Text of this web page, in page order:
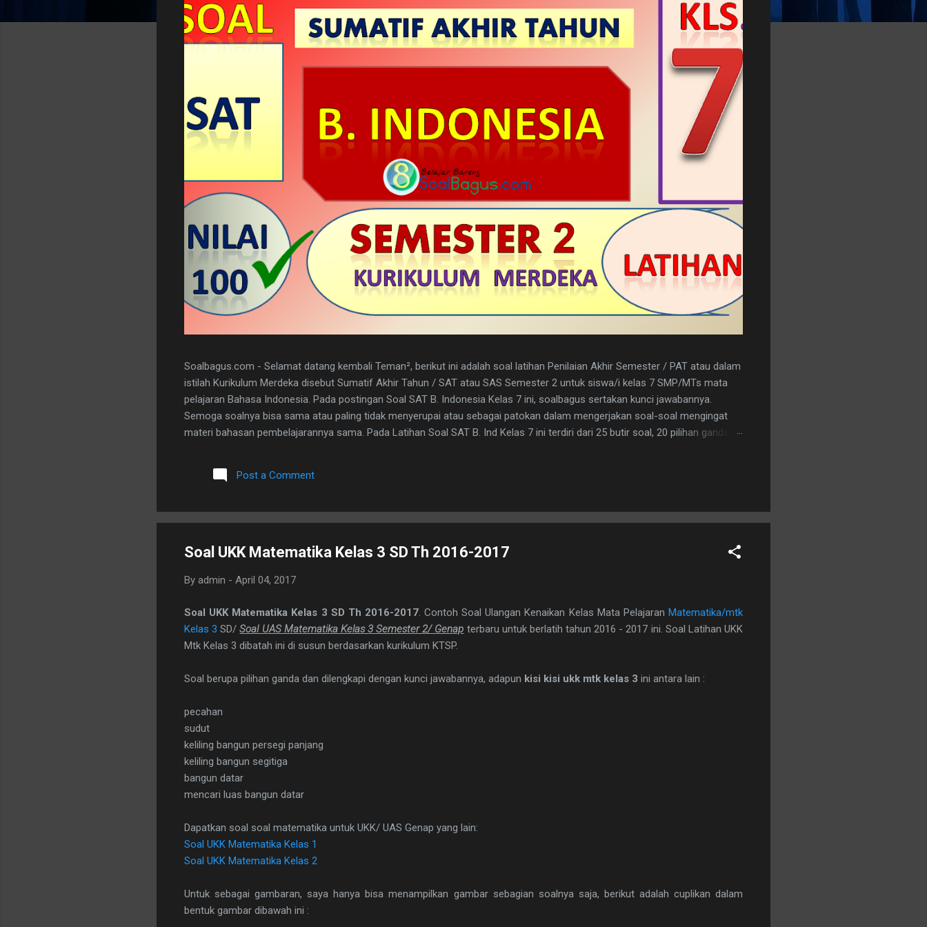
Soalbagus.com - Selamat datang kembali Teman², berikut ini adalah soal latihan Penilaian Akhir Semester / PAT atau dalam
istilah Kurikulum Merdeka disebut Sumatif Akhir Tahun / SAT atau SAS Semester 2 untuk siswa/i kelas 7 SMP/MTs mata
pelajaran Bahasa Indonesia. Pada postingan Soal SAT B. Indonesia Kelas 7 ini, soalbagus sertakan kunci jawabannya.
Semoga soalnya bisa sama atau paling tidak menyerupai atau sebagai patokan dalam mengerjakan soal-soal mengingat
materi bahasan pembelajarannya sama. Pada Latihan Soal SAT B. Ind Kelas 7 ini terdiri dari 25 butir soal, 20 pilihan ganda
dibawah ini. I. PILIHAN GANDA 1. D 2. A 3. C 4. B 5. B 6. B 7. C 8. A 9. D 10. C 11. B 12. D 13. A 14. C 15. A 16. C 17. B 18. B 19.
A 20. D II.URAIAN 1. Judul Berita, Teras Berita, dan Isi Berita 2. Judul buku, nama pembuat buku dan logo penerbit 3. a.
Post a Comment
Soal UKK Matematika Kelas 3 SD Th 2016-2017
By admin - April 04, 2017
Soal UKK Matematika Kelas 3 SD Th 2016-2017. Contoh Soal Ulangan Kenaikan Kelas Mata PelajaranMatematika/mtk
Kelas 3 SD/Soal UAS Matematika Kelas 3 Semester 2/ Genap terbaru untuk berlatih tahun 2016 - 2017 ini. Soal Latihan UKK
Mtk Kelas 3 dibatah ini di susun berdasarkan kurikulum KTSP.
Soal berupa pilihan ganda dan dilengkapi dengan kunci jawabannya, adapun kisi kisi ukk mtk kelas 3 ini antara lain :
pecahan
sudut
keliling bangun persegi panjang
keliling bangun segitiga
bangun datar
mencari luas bangun datar
Dapatkan soal soal matematika untuk UKK/ UAS Genap yang lain:
Soal UKK Matematika Kelas 1
Soal UKK Matematika Kelas 2
Untuk sebagai gambaran, saya hanya bisa menampilkan gambar sebagian soalnya saja, berikut adalah cuplikan dalam
bentuk gambar dibawah ini :